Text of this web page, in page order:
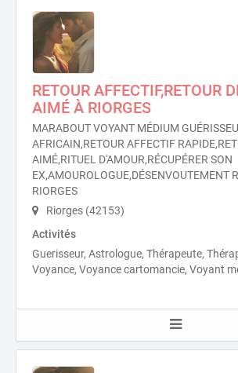
RETOUR AFFECTIF,RETOUR
AIMÉ À RIORGES
MARABOUT VOYANT MÉDIUM
AFRICAIN,RETOUR AFFECTIF
AIMÉ,RITUEL D'AMOUR,RÉCUPÉRER SON
EX,AMOUROLOGUE,DÉSENVOUTEMENT
RIORGES
Riorges (42153)
Activités
Guerisseur, Astrologue, Thérapeute,
Voyance, Voyance cartomancie, Voyant